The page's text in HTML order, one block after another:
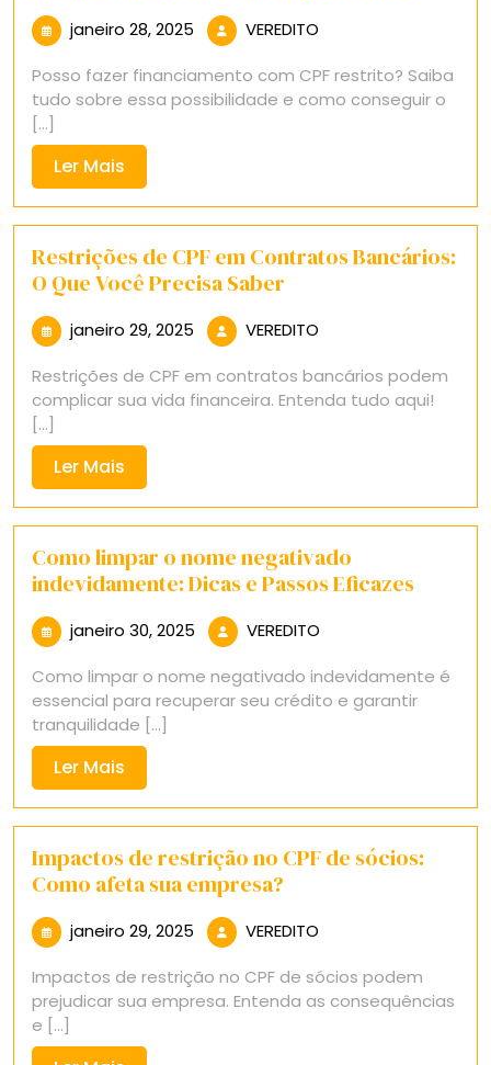
janeiro 28, 2025 janeiro
2025
VEREDITO
Posso fazer financiamento com CPF restrito? Saiba
tudo sobre essa possibilidade e como conseguir o
[...]
Ler Mais
Mais
Restrições de CPF em Contratos Bancários:
O Que Você Precisa Saber
janeiro 29, 2025 janeiro
2025
VEREDITO
Restrições de CPF em contratos bancários podem
complicar sua vida financeira. Entenda tudo aqui!
[...]
Ler Mais
Mais
Como limpar o nome negativado
indevidamente: Dicas e Passos Eficazes
janeiro 30, 2025 janeiro
30,
2025
VEREDITO
Como limpar o nome negativado indevidamente é
essencial para recuperar seu crédito e garantir
tranquilidade [...]
Ler Mais
Mais
Impactos de restrição no CPF de sócios:
Como afeta sua empresa?
janeiro 29, 2025 janeiro
2025
VEREDITO
Impactos de restrição no CPF de sócios podem
prejudicar sua empresa. Entenda as consequências
e [...]